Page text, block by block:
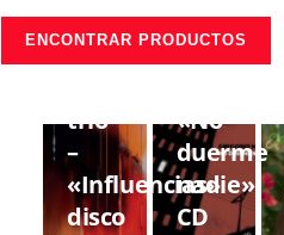
FLAMENCO
Lorenzo
trío
–
«Influencias»
disco
FLAMENCO
Gregorio
«No
duerme
nadie»
CD